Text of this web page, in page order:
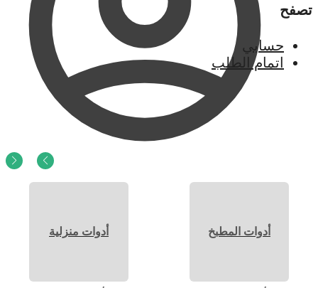
تصفح
حسابي
اتمام الطلب
أدوات المطبخ أدوات منزلية